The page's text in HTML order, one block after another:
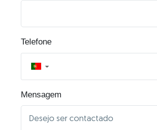
Telefone
▼
Mensagem